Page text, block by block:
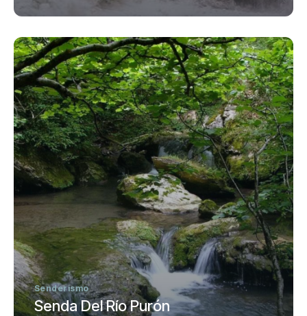
Senderismo
Senda Del Río Purón